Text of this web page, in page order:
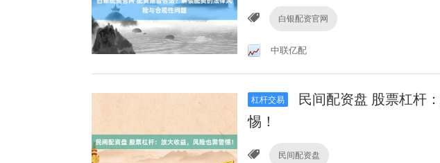
白银配资官网
中联亿配
杠杆交易
民间配资盘 股票杠杆
惕！
民间配资盘